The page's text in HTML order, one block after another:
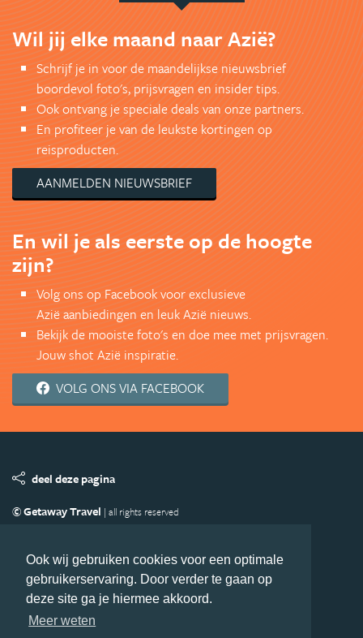
Ook wij gebruiken cookies voor een optimale
gebruikerservaring. Door verder te gaan op
deze site ga je hiermee akkoord.
Meer weten
Wil jij elke maand naar Azië?
Schrijf je in voor de maandelijkse nieuwsbrief
boordevol foto's, prijsvragen en insider tips.
Ook ontvang je speciale deals van onze partners.
En profiteer je van de leukste kortingen op
reisproducten.
AANMELDEN NIEUWSBRIEF
En wil je als eerste op de hoogte
zijn?
Volg ons op Facebook voor exclusieve
Azië aanbiedingen en leuk Azië nieuws.
Bekijk de mooiste foto's en doe mee met prijsvragen.
Jouw shot Azië inspiratie.
VOLG ONS VIA FACEBOOK
deel deze pagina
© Getaway Travel | all rights reserved
Copyright
Privacy statement Disclaimer
Cookies
Volg Azie.nl
Nieuwsbrief
Facebook